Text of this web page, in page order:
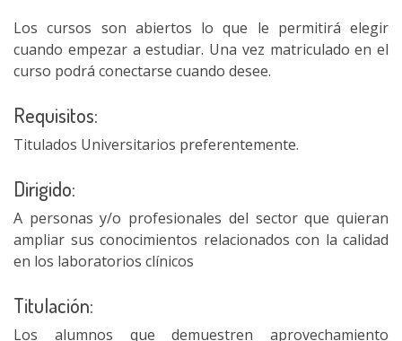
Los cursos son abiertos lo que le permitirá elegir
cuando empezar a estudiar. Una vez matriculado en el
curso podrá conectarse cuando desee.
Requisitos:
Titulados Universitarios preferentemente.
Dirigido:
A personas y/o profesionales del sector que quieran
ampliar sus conocimientos relacionados con la calidad
en los laboratorios clínicos
Titulación:
Los alumnos que demuestren aprovechamiento